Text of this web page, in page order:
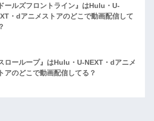
ドールズフロントライン』はHulu・U-
・dアニメストアのどこで動画配信して
スローループ』はHulu・U-NEXT・dアニメ
アのどこで動画配信してる？